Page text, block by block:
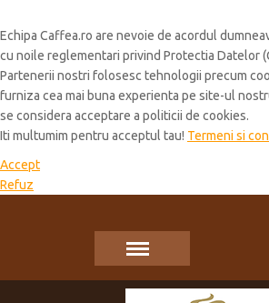
Echipa Caffea.ro are nevoie de acordul
cu noile reglementari privind Protectia Datelor
Partenerii nostri folosesc tehnologii precum
furniza cea mai buna experienta pe site-ul
se considera acceptare a politicii de cookies.
Iti multumim pentru acceptul tau! Termeni si
Accept
Refuz